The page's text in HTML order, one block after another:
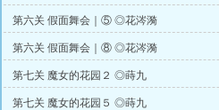
第六关 假面舞会｜⑤ ◎花涔漪
第六关 假面舞会｜⑧ ◎花涔漪
第七关 魔女的花园２ ◎蒔九
第七关 魔女的花园５ ◎蒔九